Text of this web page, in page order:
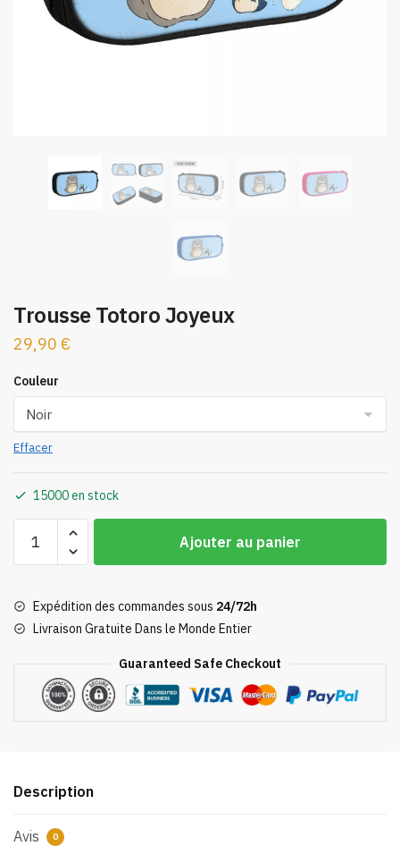
Trousse Totoro Joyeux
29,90 €
Couleur
Effacer
15000 en stock
Joyeux
Ajouter au panier
Expédition des commandes sous 24/72h
Livraison Gratuite Dans le Monde Entier
Guaranteed Safe Checkout
Description
Avis 0